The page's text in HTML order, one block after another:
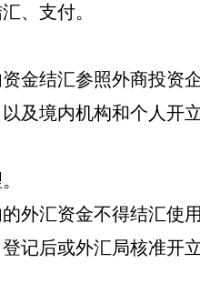
、支付。
金结汇参照外商投资
及境内机构和个人开
外汇资金不得结汇使
记后或外汇局核准开